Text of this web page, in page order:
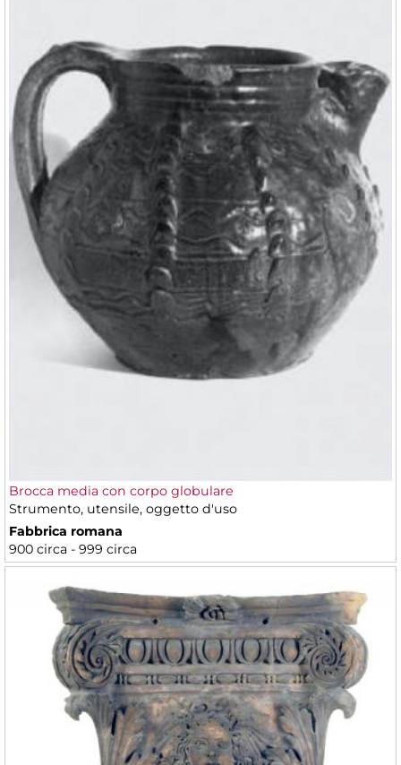
Brocca media con corpo globulare
Strumento, utensile, oggetto d'uso
Fabbrica romana
900 circa - 999 circa